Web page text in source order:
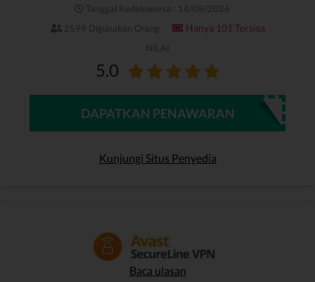
Tanggal Kedaluwarsa : 14/08/2026
2599 Digunakan Orang
Hanya 101 Tersisa
NILAI
5.0
DAPATKAN PENAWARAN
Kunjungi Situs Penyedia
Baca ulasan